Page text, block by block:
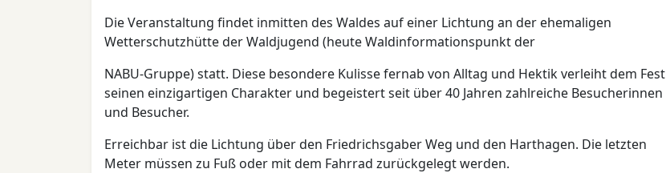
Die Veranstaltung findet inmitten des Waldes auf einer Lichtung an der ehemaligen
Wetterschutzhütte der Waldjugend (heute Waldinformationspunkt der
NABU-Gruppe) statt. Diese besondere Kulisse fernab von Alltag und Hektik verleiht dem Fest
seinen einzigartigen Charakter und begeistert seit über 40 Jahren zahlreiche Besucherinnen
und Besucher.
Erreichbar ist die Lichtung über den Friedrichsgaber Weg und den Harthagen. Die letzten
Meter müssen zu Fuß oder mit dem Fahrrad zurückgelegt werden.